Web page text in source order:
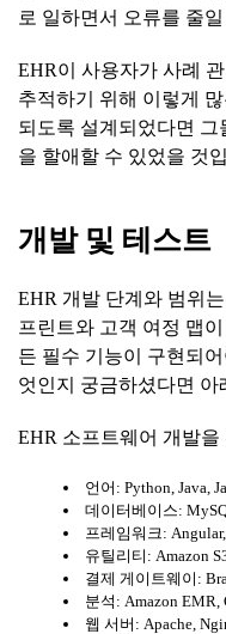
로 일하면서 오류를 줄
EHR이 사용자가 사례
추적하기 위해 이렇게
되도록 설계되었다면
을 할애할 수 있었을 것
개발 및 테스트
EHR 개발 단계와 범위
프린트와 고객 여정 맵
든 필수 기능이 구현되
엇인지 궁금하셨다면
EHR 소프트웨어 개발
언어: Python, Java,
데이터베이스:
프레임워크:
유틸리티: Amazon
결제 게이트웨이:
분석: Amazon EMR,
웹 서버: Apache,